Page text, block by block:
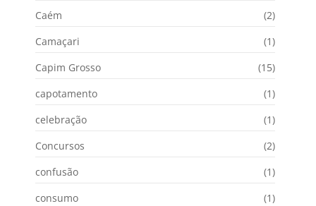
Caém
(2)
Camaçari
(1)
Capim Grosso
(15)
capotamento
(1)
celebração
(1)
Concursos
(2)
confusão
(1)
consumo
(1)